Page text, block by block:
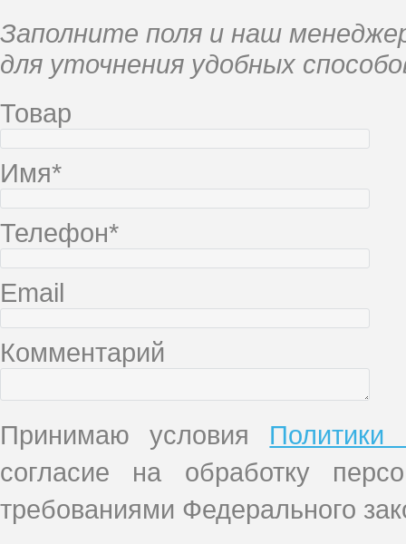
Заполните поля и наш
для уточнения удобных
Товар
Имя*
Телефон*
Email
Комментарий
Принимаю условия Политики
согласие на обработку
требованиями Федерального